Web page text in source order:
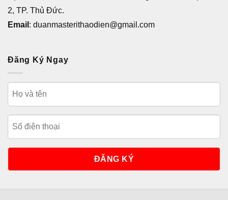
2, TP. Thủ Đức.
Email : duanmasterithaodien@gmail.com
Đăng Ký Ngay